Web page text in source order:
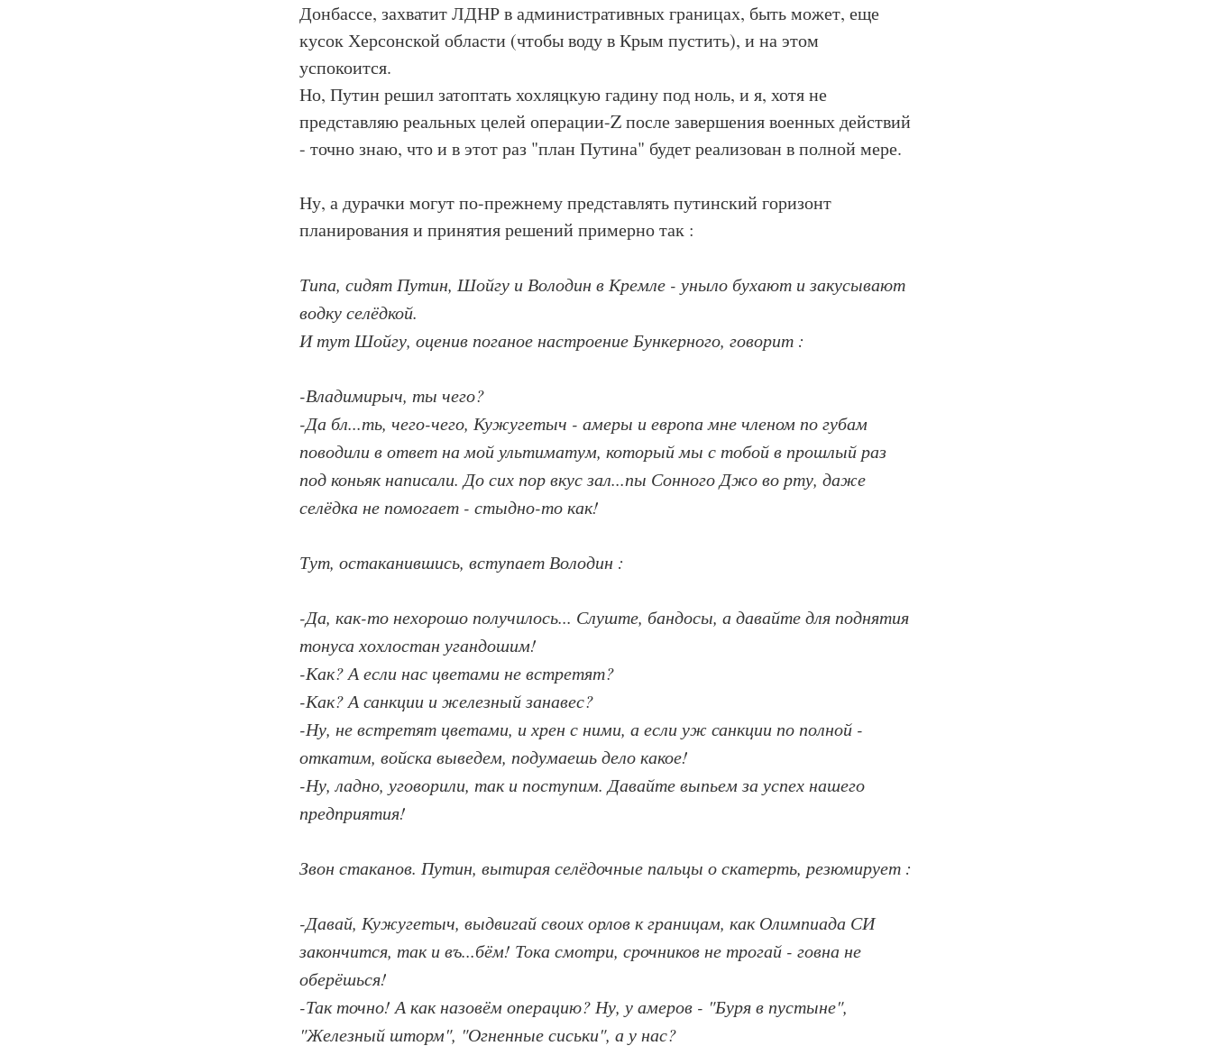
Донбассе, захватит ЛДНР в административных границах, быть может, еще
кусок Херсонской области (чтобы воду в Крым пустить), и на этом
успокоится.
Но, Путин решил затоптать хохляцкую гадину под ноль, и я, хотя не
представляю реальных целей операции-Z после завершения военных действий
- точно знаю, что и в этот раз "план Путина" будет реализован в полной мере.
Ну, а дурачки могут по-прежнему представлять путинский горизонт
планирования и принятия решений примерно так :
Типа, сидят Путин, Шойгу и Володин в Кремле - уныло бухают и закусывают
водку селёдкой.
И тут Шойгу, оценив поганое настроение Бункерного, говорит :
-Владимирыч, ты чего?
-Да бл...ть, чего-чего, Кужугетыч - амеры и европа мне членом по губам
поводили в ответ на мой ультиматум, который мы с тобой в прошлый раз
под коньяк написали. До сих пор вкус зал...пы Сонного Джо во рту, даже
селёдка не помогает - стыдно-то как!
Тут, остаканившись, вступает Володин :
-Да, как-то нехорошо получилось... Слуште, бандосы, а давайте для поднятия
тонуса хохлостан угандошим!
-Как? А если нас цветами не встретят?
-Как? А санкции и железный занавес?
-Ну, не встретят цветами, и хрен с ними, а если уж санкции по полной -
откатим, войска выведем, подумаешь дело какое!
-Ну, ладно, уговорили, так и поступим. Давайте выпьем за успех нашего
предприятия!
Звон стаканов. Путин, вытирая селёдочные пальцы о скатерть, резюмирует :
-Давай, Кужугетыч, выдвигай своих орлов к границам, как Олимпиада СИ
закончится, так и въ...бём! Тока смотри, срочников не трогай - говна не
оберёшься!
-Так точно! А как назовём операцию? Ну, у амеров - "Буря в пустыне",
"Железный шторм", "Огненные сиськи", а у нас?